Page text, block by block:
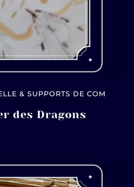
& SUPPORTS DE COM
des Dragons